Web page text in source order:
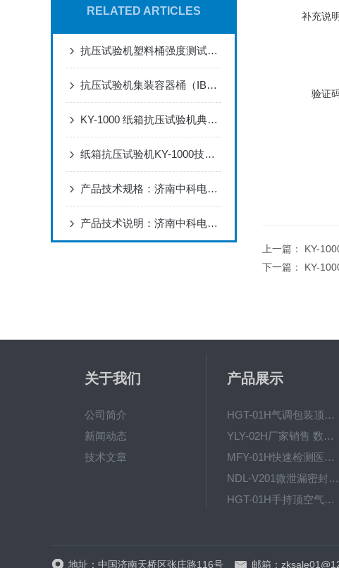
RELATED ARTICLES
抗压试验机塑料桶强度测试解决方案
抗压试验机集装容器桶（IBC）强度测试解决方案
KY-1000 纸箱抗压试验机典型应用场景与操作说明
纸箱抗压试验机KY-1000技术规格书
产品技术规格：济南中科电子KY-1000纸箱抗压试验机
产品技术说明：济南中科电子KY-1000纸箱抗压试验机
补充说
验证
上一篇： KY-
下一篇： KY-
关于我们
公司简介
新闻动态
技术文章
产品展示
HGT-01H气调包装顶空气体分析仪
YLY-02H厂家销售 数显屏偏光应力仪
MFY-01H快速检测‌医药玻璃容器密封试验仪支持定制
NDL-V201微泄漏密封仪/软包装件密封试验仪
HGT-01H手持顶空气体分析仪/包装残氧仪
地址：中国济南天桥区张庄路116号 邮箱：